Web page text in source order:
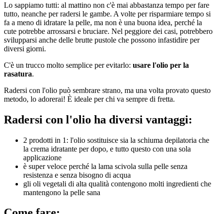
Lo sappiamo tutti: al mattino non c'è mai abbastanza tempo per fare
tutto, neanche per radersi le gambe. A volte per risparmiare tempo si
fa a meno di idratare la pelle, ma non è una buona idea, perché la
cute potrebbe arrossarsi e bruciare. Nel peggiore dei casi, potrebbero
svilupparsi anche delle brutte pustole che possono infastidire per
diversi giorni.
C'è un trucco molto semplice per evitarlo: usare l'olio per la
rasatura.
Radersi con l'olio può sembrare strano, ma una volta provato questo
metodo, lo adorerai! È ideale per chi va sempre di fretta.
Radersi con l'olio ha diversi vantaggi:
2 prodotti in 1: l'olio sostituisce sia la schiuma depilatoria che
la crema idratante per dopo, e tutto questo con una sola
applicazione
è super veloce perché la lama scivola sulla pelle senza
resistenza e senza bisogno di acqua
gli oli vegetali di alta qualità contengono molti ingredienti che
mantengono la pelle sana